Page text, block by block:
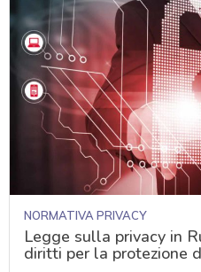
NORMATIVA PRIVACY
Legge sulla privacy in
diritti per la protezione